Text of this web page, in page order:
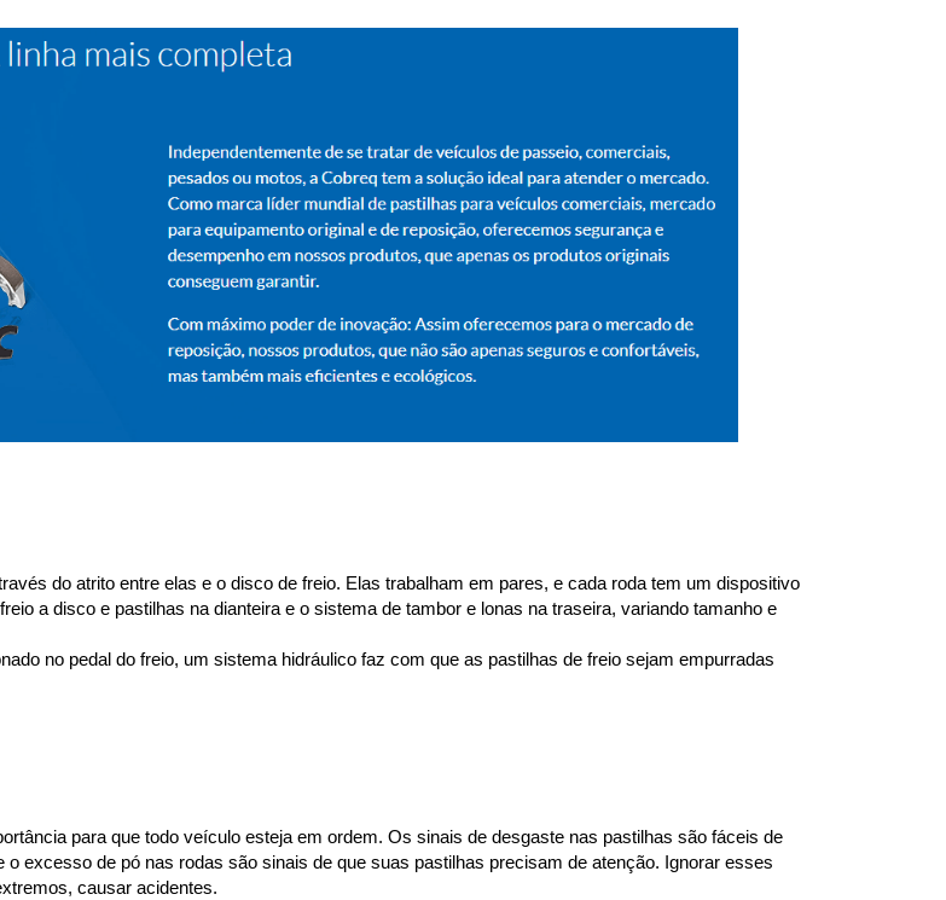
do atrito entre elas e o disco de freio. Elas trabalham em pares, e cada roda tem um dispositivo
a disco e pastilhas na dianteira e o sistema de tambor e lonas na traseira, variando tamanho e
no pedal do freio, um sistema hidráulico faz com que as pastilhas de freio sejam empurradas
para que todo veículo esteja em ordem. Os sinais de desgaste nas pastilhas são fáceis de
excesso de pó nas rodas são sinais de que suas pastilhas precisam de atenção. Ignorar esses
causar acidentes.